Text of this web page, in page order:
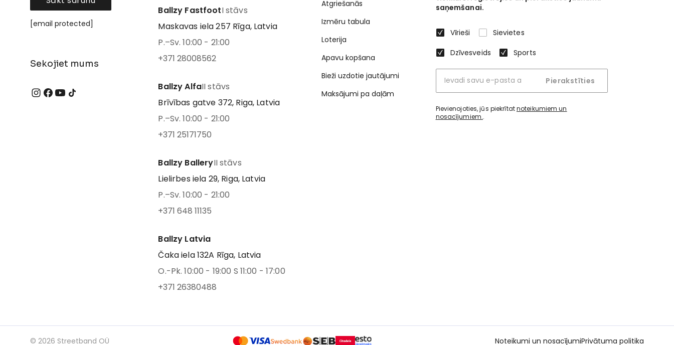
[email protected]
Sekojiet mums
Ballzy FastfootI stāvs
Maskavas iela 257 Rīga, Latvia
P.–Sv. 10:00 - 21:00
+371 28008562
Ballzy AlfaII stāvs
Brīvības gatve 372, Riga, Latvia
P.–Sv. 10:00 - 21:00
+371 25171750
Ballzy BalleryII stāvs
Lielirbes iela 29, Riga, Latvia
P.–Sv. 10:00 - 21:00
+371 648 11135
Ballzy Latvia
Čaka iela 132A Rīga, Latvia
O.-Pk. 10:00 - 19:00 S 11:00 - 17:00
+371 26380488
Atgriešanās
Izmēru tabula
Loterija
Apavu kopšana
Bieži uzdotie jautājumi
Maksājumi pa daļām
saņemšanai.
Vīrieši
Sievietes
Dzīvesveids
Sports
Pierakstīties
Pievienojoties, jūs piekrītatnoteikumiem un
nosacījumiem..
© 2026 Streetband OÜ Noteikumi un nosacījumiPrivātuma politika